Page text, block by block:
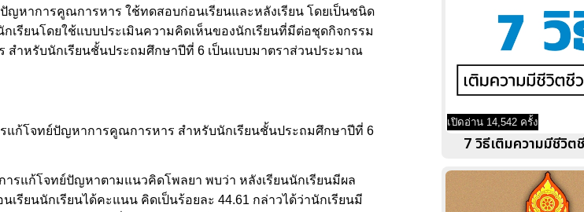
ญหาการคูณการหาร ใช้ทดสอบก่อนเรียนและหลังเรียน โดยเป็นชนิด
รียนโดยใช้แบบประเมินความคิดเห็นของนักเรียนที่มีต่อชุดกิจกรรม
ำหรับนักเรียนชั้นประถมศึกษาปีที่ 6 เป็นแบบมาตราส่วนประมาณ
แก้โจทย์ปัญหาการคูณการหาร สำหรับนักเรียนชั้นประถมศึกษาปีที่ 6
รแก้โจทย์ปัญหาตามแนวคิดโพลยา พบว่า หลังเรียนนักเรียนมีผล
รียนนักเรียนได้คะแนน คิดเป็นร้อยละ 44.61 กล่าวได้ว่านักเรียนมี
เปิดอ่าน 14,542 ครั้ง
7 วิธีเติมความมีชีวิต